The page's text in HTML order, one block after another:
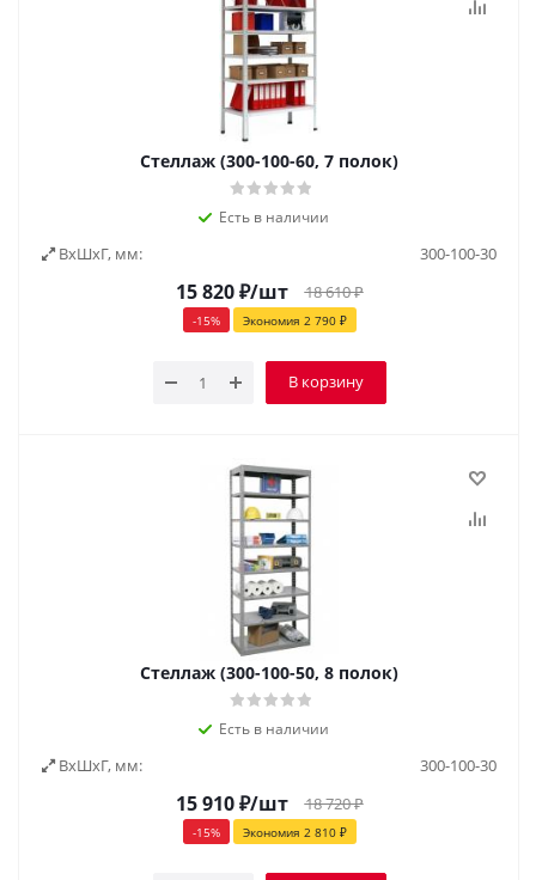
Стеллаж (300-100-60, 7 полок)
Есть в наличии
ВxШxГ, мм: 300-100-30
15 820₽/шт 18 610₽
-15% Экономия 2 790₽
В корзину
Стеллаж (300-100-50, 8 полок)
Есть в наличии
ВxШxГ, мм: 300-100-30
15 910₽/шт 18 720₽
-15% Экономия 2 810₽